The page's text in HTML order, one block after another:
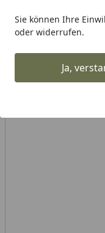
Sie können Ihre
oder widerrufen.
Ja,
Feuerhand